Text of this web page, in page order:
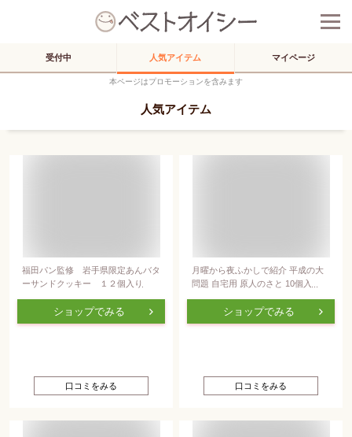
受付中 人気アイテム マイページ
本ページはプロモーションを含みます
人気アイテム
福田パン監修 岩手県限定あんバタ
ーサンドクッキー １２個入り
ショップでみる
口コミをみる
月曜から夜ふかしで紹介 平成の大
問題 自宅用 原人のさと 10個入 喜
簡易包装 お土産 パイ菓子 高森遺跡
原人 宮城県 お取り寄せ ロール ミ
ショップでみる
口コミをみる